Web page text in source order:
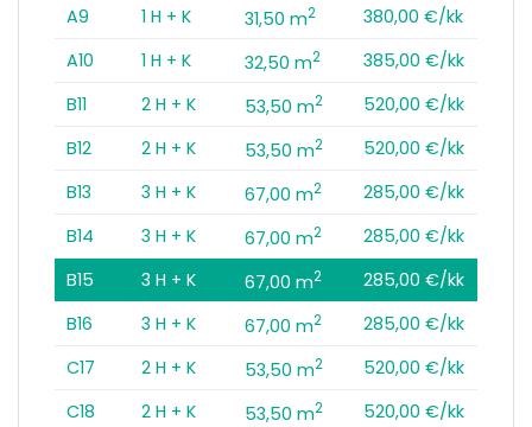
A9
1 H + K 31,50 m2
380,00 €/kk
A10
1 H + K 32,50 m2
385,00 €/kk
B11
2 H + K 53,50 m2
520,00 €/kk
B12
2 H + K 53,50 m2
520,00 €/kk
B13
3 H + K 67,00 m2
285,00 €/kk
B14
3 H + K 67,00 m2
285,00 €/kk
B15
3 H + K 67,00 m2
285,00 €/kk
B16
3 H + K 67,00 m2
285,00 €/kk
C17
2 H + K 53,50 m2
520,00 €/kk
C18
2 H + K 53,50 m2
520,00 €/kk